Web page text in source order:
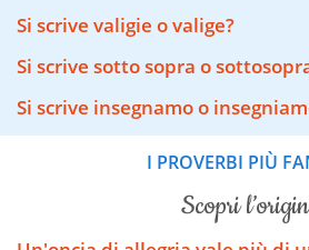
Si scrive valigie o valige?
Si scrive sotto sopra o
Si scrive insegnamo o
I PROVERBI PIÙ
scopri